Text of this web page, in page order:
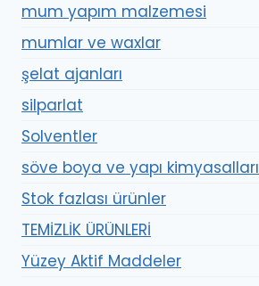
mum yapım malzemesi
mumlar ve waxlar
şelat ajanları
silparlat
Solventler
söve boya ve yapı kimyasalları
Stok fazlası ürünler
TEMİZLİK ÜRÜNLERİ
Yüzey Aktif Maddeler